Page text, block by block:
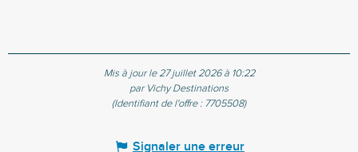
Mis à jour le 27 juillet 2026 à 10:22
par Vichy Destinations
(Identifiant de l'offre : 7705508)
Signaler une erreur